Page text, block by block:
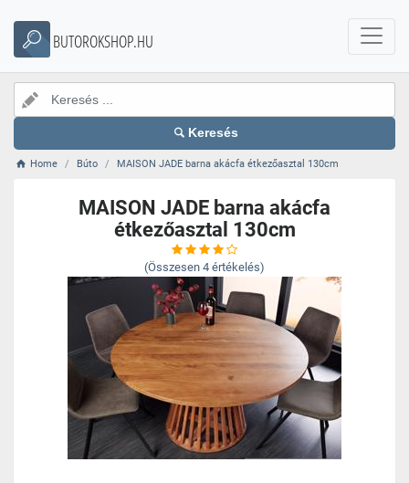
BUTOROKSHOP.HU
Keresés
Home Búto MAISON JADE barna akácfa étkezőasztal 130cm
MAISON JADE barna akácfa
étkezőasztal 130cm
(Összesen 4 értékelés)